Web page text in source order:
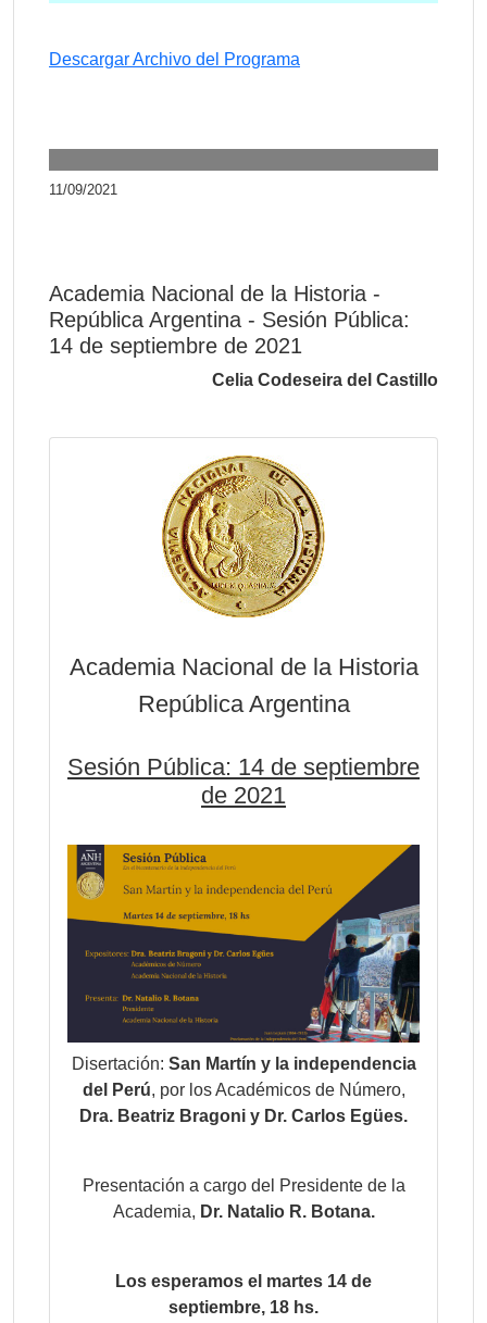
Descargar Archivo del Programa
11/09/2021
Academia Nacional de la Historia -
República Argentina - Sesión Pública:
14 de septiembre de 2021
Celia Codeseira del Castillo
Academia Nacional de la Historia
República Argentina
Sesión Pública: 14 de septiembre
de 2021
Disertación: San Martín y la independencia
del Perú, por los Académicos de Número,
Dra. Beatriz Bragoni y Dr. Carlos Egües.
Presentación a cargo del Presidente de la
Academia, Dr. Natalio R. Botana.
Los esperamos el martes 14 de
septiembre, 18 hs.